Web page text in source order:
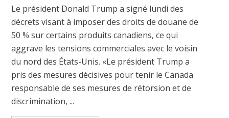
Le président Donald Trump a signé lundi des
décrets visant à imposer des droits de douane de
50 % sur certains produits canadiens, ce qui
aggrave les tensions commerciales avec le voisin
du nord des États-Unis. «Le président Trump a
pris des mesures décisives pour tenir le Canada
responsable de ses mesures de rétorsion et de
discrimination, ...